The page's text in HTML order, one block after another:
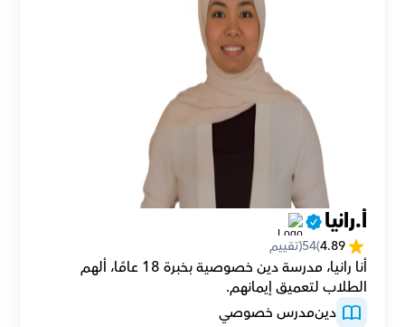
أ.رانيا
4.89
(
54(تقييم
الطلاب لتعميق إيمانهم.
دينمدرس خصوصي